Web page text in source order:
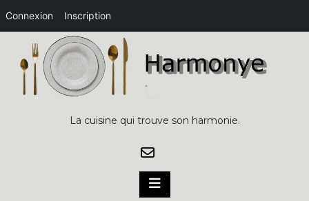
Connexion Inscription
content
La cuisine qui trouve son harmonie.